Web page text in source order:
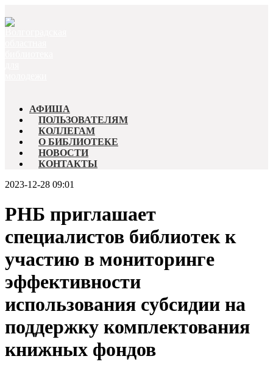
АФИША
ПОЛЬЗОВАТЕЛЯМ
КОЛЛЕГАМ
О БИБЛИОТЕКЕ
НОВОСТИ
КОНТАКТЫ
2023-12-28 09:01
РНБ приглашает
специалистов библиотек к
участию в мониторинге
эффективности
использования субсидии на
поддержку комплектования
книжных фондов